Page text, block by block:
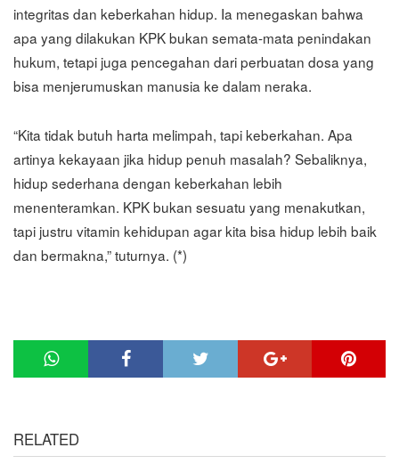
integritas dan keberkahan hidup. Ia menegaskan bahwa
apa yang dilakukan KPK bukan semata-mata penindakan
hukum, tetapi juga pencegahan dari perbuatan dosa yang
bisa menjerumuskan manusia ke dalam neraka.
“Kita tidak butuh harta melimpah, tapi keberkahan. Apa
artinya kekayaan jika hidup penuh masalah? Sebaliknya,
hidup sederhana dengan keberkahan lebih
menenteramkan. KPK bukan sesuatu yang menakutkan,
tapi justru vitamin kehidupan agar kita bisa hidup lebih baik
dan bermakna,” tuturnya. (*)
RELATED